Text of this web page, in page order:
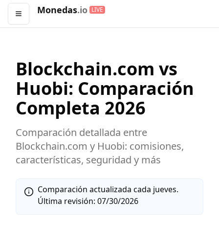
Abrir menú
Monedas.io LIVE
Blockchain.com vs
Huobi: Comparación
Completa 2026
Comparación detallada entre
Blockchain.com y Huobi: comisiones,
características, seguridad y más
Comparación actualizada cada jueves.
Última revisión: 07/30/2026